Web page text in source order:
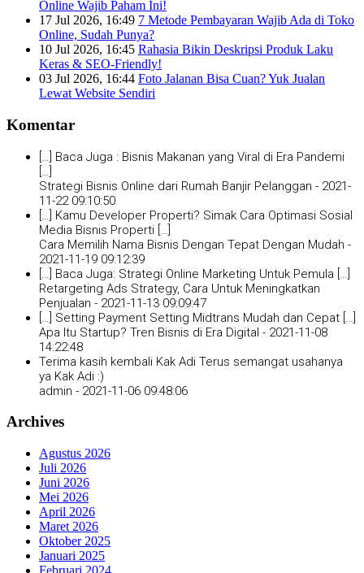
Online Wajib Paham Ini!
17 Jul 2026, 16:49 7 Metode Pembayaran Wajib Ada di Toko
Online, Sudah Punya?
10 Jul 2026, 16:45 Rahasia Bikin Deskripsi Produk Laku
Keras & SEO-Friendly!
03 Jul 2026, 16:44 Foto Jalanan Bisa Cuan? Yuk Jualan
Lewat Website Sendiri
Komentar
[…] Baca Juga : Bisnis Makanan yang Viral di Era Pandemi
Strategi Bisnis Online dari Rumah Banjir Pelanggan - 2021-
11-22 09:10:50
[…] Kamu Developer Properti? Simak Cara Optimasi Sosial
Media Bisnis Properti […]
Cara Memilih Nama Bisnis Dengan Tepat Dengan Mudah -
2021-11-19 09:12:39
[…] Baca Juga: Strategi Online Marketing Untuk Pemula […]
Retargeting Ads Strategy, Cara Untuk Meningkatkan
Penjualan - 2021-11-13 09:09:47
[…] Setting Payment Setting Midtrans Mudah dan Cepat […]
Apa Itu Startup? Tren Bisnis di Era Digital - 2021-11-08
14:22:48
Terima kasih kembali Kak Adi Terus semangat usahanya
ya Kak Adi :)
admin - 2021-11-06 09:48:06
Archives
Agustus 2026
Juli 2026
Juni 2026
Mei 2026
April 2026
Maret 2026
Oktober 2025
Januari 2025
Februari 2024